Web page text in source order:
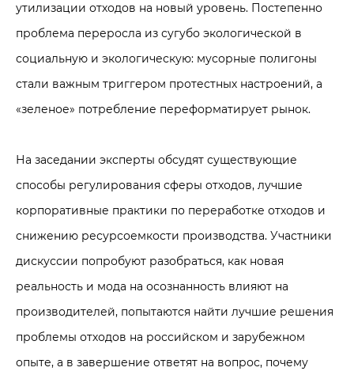
утилизации отходов на новый уровень. Постепенно
проблема переросла из сугубо экологической в
социальную и экологическую: мусорные полигоны
стали важным триггером протестных настроений, а
«зеленое» потребление переформатирует рынок.
На заседании эксперты обсудят существующие
способы регулирования сферы отходов, лучшие
корпоративные практики по переработке отходов и
снижению ресурсоемкости производства. Участники
дискуссии попробуют разобраться, как новая
реальность и мода на осознанность влияют на
производителей, попытаются найти лучшие решения
проблемы отходов на российском и зарубежном
опыте, а в завершение ответят на вопрос, почему